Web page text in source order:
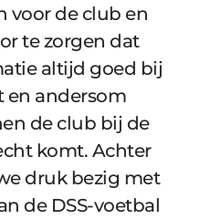
voor de club en
te zorgen dat
altijd goed bij
en andersom
de club bij de
komt. Achter
druk bezig met
de DSS-voetbal